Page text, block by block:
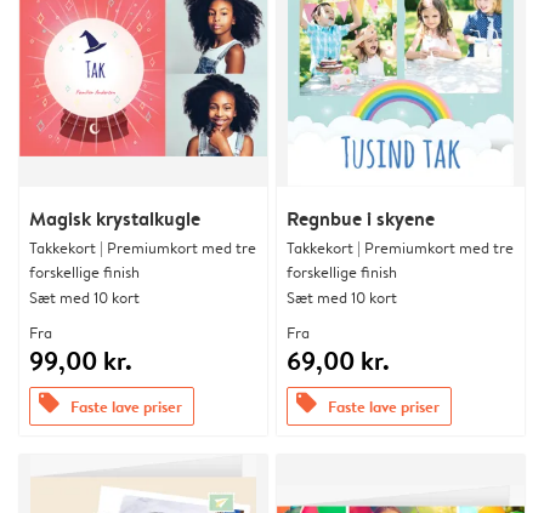
Magisk krystalkugle
Takkekort | Premiumkort med tre
forskellige finish
Sæt med 10 kort
Fra
99,00 kr.
offers Faste lave priser
Regnbue i skyene
Takkekort | Premiumkort med tre
forskellige finish
Sæt med 10 kort
Fra
69,00 kr.
offers Faste lave priser